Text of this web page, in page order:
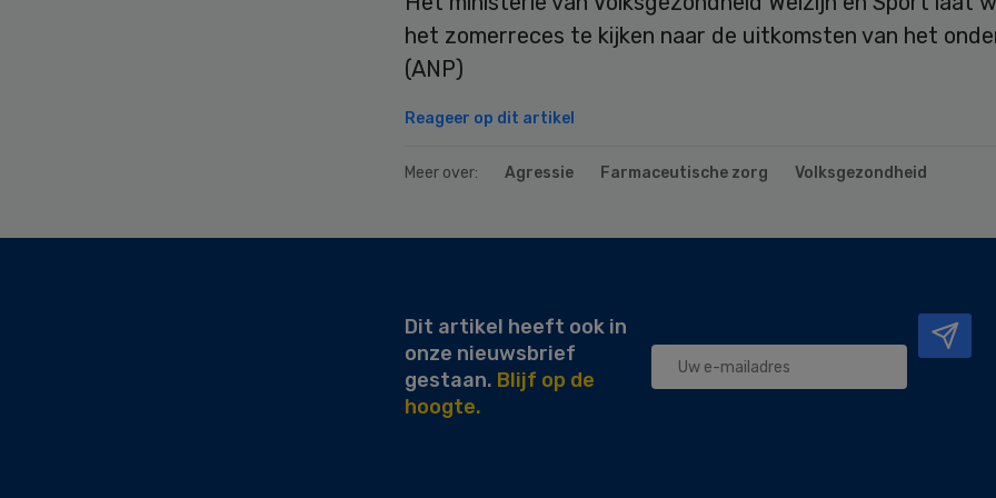
het zomerreces te kijken naar de uitkomsten van het
(ANP)
Reageer op dit artikel
Meer over: Agressie Farmaceutische zorg Volksgezondheid
Dit artikel heeft ook in
onze nieuwsbrief
gestaan. Blijf op de
hoogte.